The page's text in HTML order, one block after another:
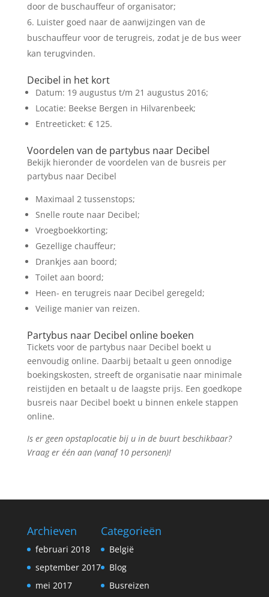
door de buschauffeur of organisator;
Luister goed naar de aanwijzingen van de
buschauffeur voor de terugreis, zodat je de bus weer
kan terugvinden.
Decibel in het kort
Datum: 19 augustus t/m 21 augustus 2016;
Locatie: Beekse Bergen in Hilvarenbeek;
Entreeticket: € 125.
Voordelen van de partybus naar Decibel
Bekijk hieronder de voordelen van de busreis per
partybus naar Decibel
Maximaal 2 tussenstops;
Snelle route naar Decibel;
Vroegboekkorting;
Gezellige chauffeur;
Drankjes aan boord;
Toilet aan boord;
Heen- en terugreis naar Decibel geregeld;
Veilige manier van reizen.
Partybus naar Decibel online boeken
Tickets voor de partybus naar Decibel boekt u
eenvoudig online. Daarbij betaalt u geen onnodige
boekingskosten, streeft de organisatie naar minimale
reistijden en betaalt u de laagste prijs. Een goedkope
busreis naar Decibel boekt u binnen enkele stappen
online.
Is er geen opstaplocatie bij u in de buurt beschikbaar?
Vraag er één aan (vanaf 10 personen)!
Archieven
februari 2018
september 2017
mei 2017
Categorieën
België
Blog
Busreizen